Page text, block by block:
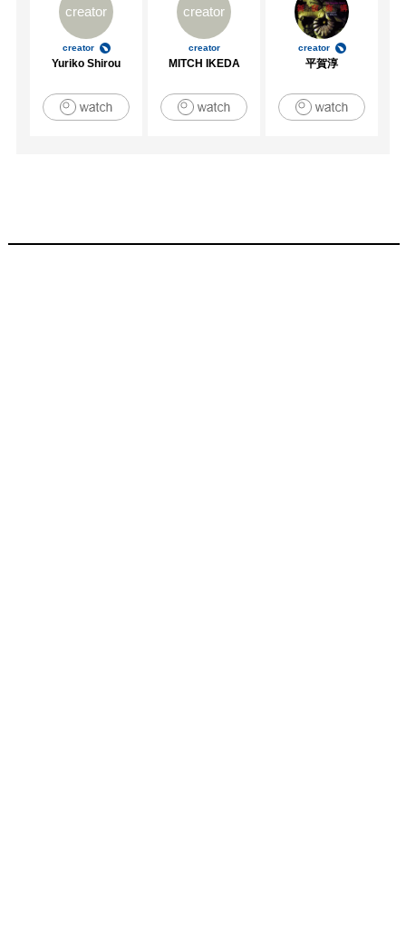
creator
creator
Yuriko Shirou
creator
creator
MITCH IKEDA
creator
平賀淳